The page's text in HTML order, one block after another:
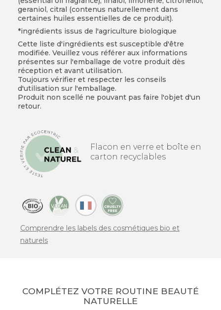
geraniol, citral (contenus naturellement dans
certaines huiles essentielles de ce produit).
*ingrédients issus de l'agriculture biologique
Cette liste d'ingrédients est susceptible d'être
modifiée. Veuillez vous référer aux informations
présentes sur l'emballage de votre produit dès
réception et avant utilisation.
Toujours vérifier et respecter les conseils
d'utilisation sur l'emballage.
Produit non scellé ne pouvant pas faire l'objet d'un
retour.
Flacon en verre et boîte en
carton recyclables
Comprendre les labels des cosmétiques bio et
naturels
COMPLÉTEZ VOTRE ROUTINE BEAUTÉ
NATURELLE